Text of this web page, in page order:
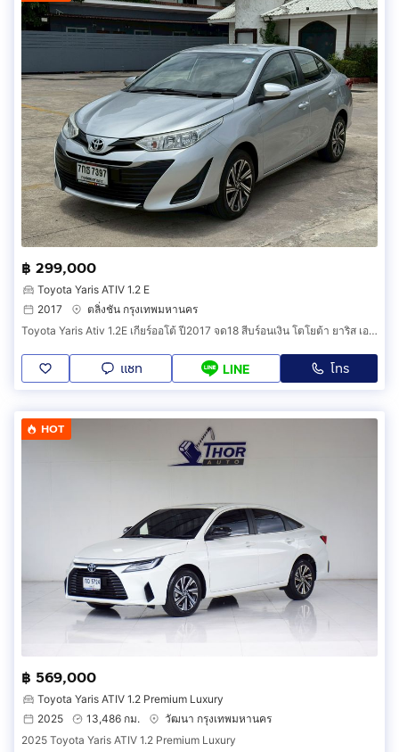
฿ 299,000
Toyota Yaris ATIV 1.2 E
2017
ตลิ่งชัน กรุงเทพมหานคร
Toyota Yaris Ativ 1.2E เกียร์ออโต้ ปี2017 จด18 สีบร์อนเงิน โตโยต้า ยาริส เอทีฟ รถเก๋ง รถสวยสภาพนางฟ้า
แชท LINE โทร
HOT
฿ 569,000
Toyota Yaris ATIV 1.2 Premium Luxury
2025
13,486 กม.
วัฒนา กรุงเทพมหานคร
2025 Toyota Yaris ATIV 1.2 Premium Luxury